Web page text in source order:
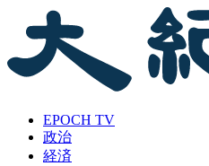
EPOCH TV
政治
経済